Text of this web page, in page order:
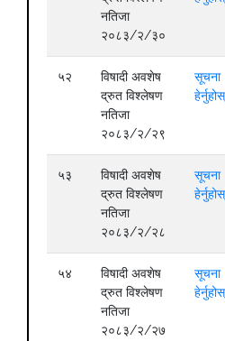
नतिजा
२०८३/२/३०
५२
विषादी अवशेष
द्रुत विश्लेषण
नतिजा
२०८३/२/२९
सूचना
हेर्नुहोस्
५३
विषादी अवशेष
द्रुत विश्लेषण
नतिजा
२०८३/२/२८
सूचना
हेर्नुहोस्
५४
विषादी अवशेष
द्रुत विश्लेषण
नतिजा
२०८३/२/२७
सूचना
हेर्नुहोस्